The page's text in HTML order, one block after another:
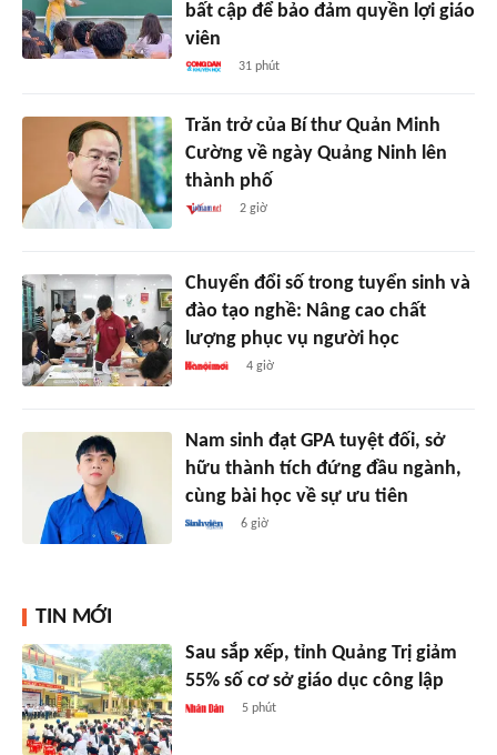
bất cập để bảo đảm quyền lợi giáo
viên
31 phút
Trăn trở của Bí thư Quản Minh
Cường về ngày Quảng Ninh lên
thành phố
2 giờ
Chuyển đổi số trong tuyển sinh và
đào tạo nghề: Nâng cao chất
lượng phục vụ người học
4 giờ
Nam sinh đạt GPA tuyệt đối, sở
hữu thành tích đứng đầu ngành,
cùng bài học về sự ưu tiên
6 giờ
TIN MỚI
Sau sắp xếp, tỉnh Quảng Trị giảm
55% số cơ sở giáo dục công lập
5 phút